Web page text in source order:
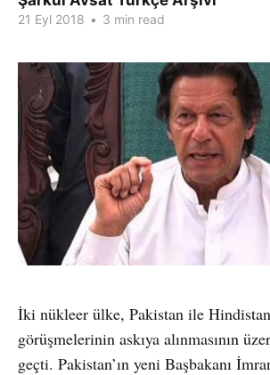
21 Eyl 2018 • 3 min read
İki nükleer ülke, Pakistan ile Hindistan
görüşmelerinin askıya alınmasının
geçti. Pakistan’ın yeni Başbakanı